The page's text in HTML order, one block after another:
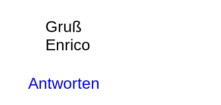
Gruß
Enrico
Antworten